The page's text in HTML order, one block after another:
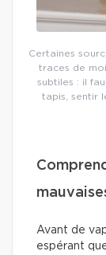
Certaines
traces de
subtiles : il
tapis, sentir
Avant de
espérant